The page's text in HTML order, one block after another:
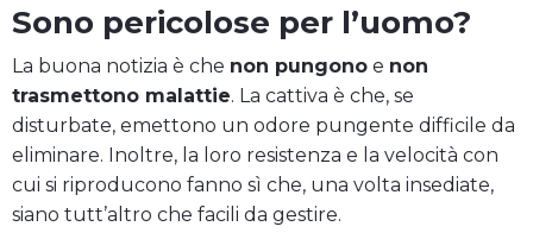
Sono pericolose per l’uomo?
La buona notizia è che non pungono e non
trasmettono malattie. La cattiva è che, se
disturbate, emettono un odore pungente difficile da
eliminare. Inoltre, la loro resistenza e la velocità con
cui si riproducono fanno sì che, una volta insediate,
siano tutt’altro che facili da gestire.